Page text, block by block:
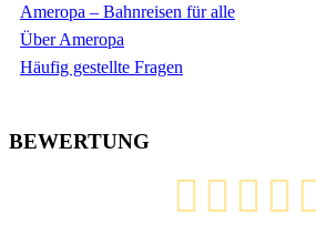
Ameropa – Bahnreisen für alle
Über Ameropa
Häufig gestellte Fragen
BEWERTUNG